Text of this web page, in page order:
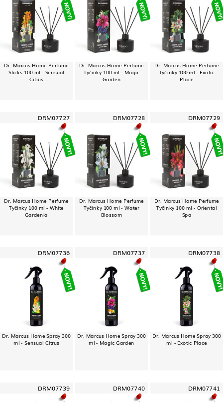
Dr. Marcus Home Perfume
Sticks 100 ml - Sensual
Citrus
Dr. Marcus Home Perfume
Tyčinky 100 ml - Magic
Garden
Dr. Marcus Home Perfume
Tyčinky 100 ml - Exotic
Place
DRM07727
Dr. Marcus Home Perfume
Tyčinky 100 ml - White
Gardenia
DRM07728
Dr. Marcus Home Perfume
Tyčinky 100 ml - Water
Blossom
DRM07729
Dr. Marcus Home Perfume
Tyčinky 100 ml - Oriental
Spa
DRM07736
Dr. Marcus Home Spray 300
ml - Sensual Citrus
DRM07737
Dr. Marcus Home Spray 300
ml - Magic Garden
DRM07738
Dr. Marcus Home Spray 300
ml - Exotic Place
DRM07739 DRM07740 DRM07741